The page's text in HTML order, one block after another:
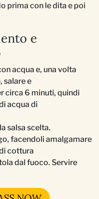
prima con le dita e poi
e
acqua e, una volta
salare e
circa 6 minuti, quindi
acqua di
salsa scelta.
facendoli amalgamare
cottura
dal fuoco. Servire